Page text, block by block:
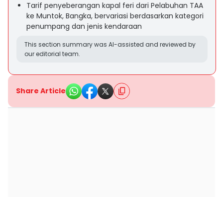
Tarif penyeberangan kapal feri dari Pelabuhan TAA
ke Muntok, Bangka, bervariasi berdasarkan kategori
penumpang dan jenis kendaraan
This section summary was AI-assisted and reviewed by
our editorial team.
Share Article